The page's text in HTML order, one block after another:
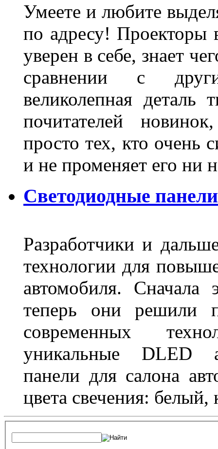
Умеете и любите
по адресу! Проекторы
уверен в себе, знает
сравнении с
великолепная
почитателей
просто тех, кто очень
и не променяет его ни
Светодиодные
Разработчики и
технологии для
автомобиля.
теперь они решили
современных
уникальные DLED
панели для салона
цвета свечения: